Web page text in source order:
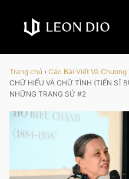
Trang chủ › Các Bài Viết Và Chương
CHỮ HIẾU VÀ CHỮ TÌNH (TIẾN SĨ
NHỮNG TRANG SỬ #2